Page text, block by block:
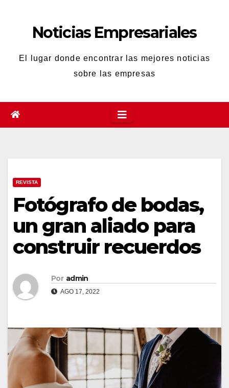
contenidoNoticias Empresariales
El lugar donde encontrar las mejores noticias
sobre las empresas
REVISTA
Fotógrafo de bodas,
un gran aliado para
construir recuerdos
Por admin
AGO 17, 2022